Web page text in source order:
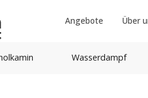
Angebote Über
Wasserdampf